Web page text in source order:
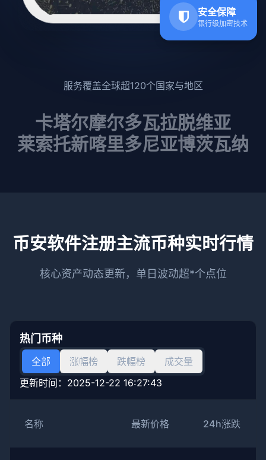
安全保障
银行级加密技术
服务覆盖全球超120个国家与地区
卡塔尔摩尔多瓦拉脱维亚
莱索托新喀里多尼亚博茨瓦纳
币安软件注册主流币种实时行情
核心资产动态更新，单日波动超*个点位
热门币种
全部 涨幅榜 跌幅榜
成交量
更新时间： 2025-12-22 16:27:43
名称 最新价格 24h涨跌